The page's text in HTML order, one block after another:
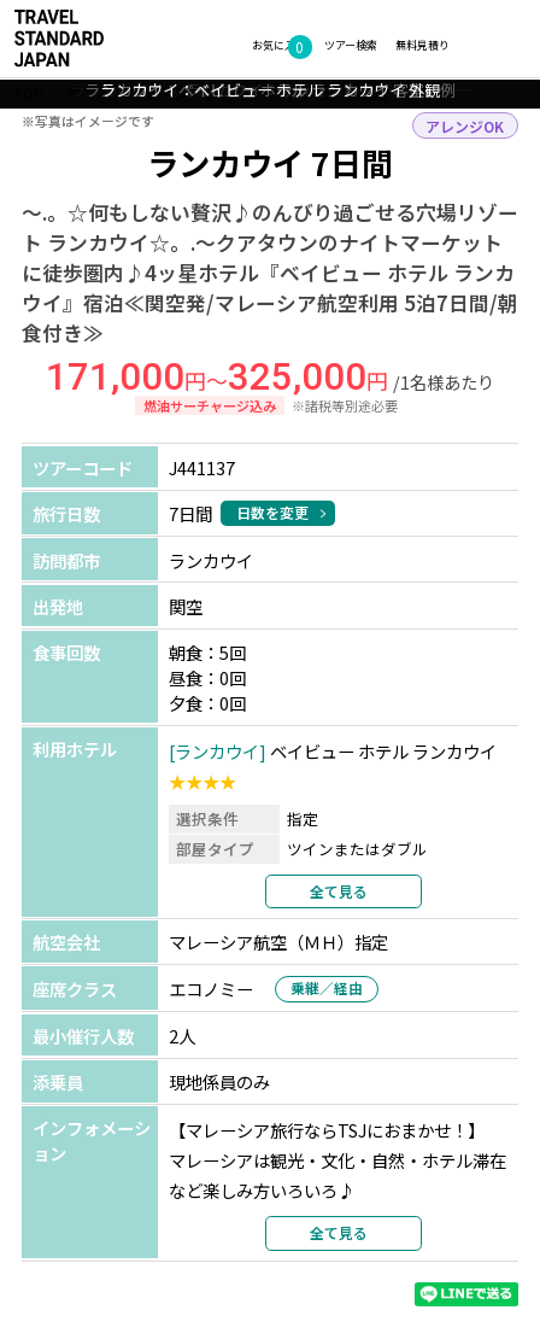
お気に入り
0 無料見積り
ツアー検索
アジア マレーシア ランカウイ ツアー詳細
ランカウイ 7日間
～.。☆何もしない贅沢♪のんびり過ごせる穴場リゾー
ト ランカウイ☆。.～クアタウンのナイトマーケット
に徒歩圏内♪4ッ星ホテル『ベイビュー ホテル ランカ
ウイ』宿泊≪関空発/マレーシア航空利用 5泊7日間/朝
食付き≫
アレンジOK
171,000円～325,000円 /1名様あたり
燃油サーチャージ込み ※諸税等別途必要
ランカウイ：ベイビュー ホテル ランカウイ ラウンジバー
ランカウイ：サンセット
ランカウイ：ベイビュー ホテル ランカウイ 客室一例
ランカウイ：ベイビュー ホテル ランカウイ 外観
ランカウイ：ベイビュー ホテル ランカウイ プール
フォトギャラリー
※写真はイメージです
※写真はイメージです
ツアーコード
J441137
旅行日数
7日間 日数を変更
訪問都市
ランカウイ
出発地
関空
食事回数
朝食：5回
昼食：0回
夕食：0回
利用ホテル
ランカウイ ベイビュー ホテル ランカウイ
★★★★
選択条件
指定
部屋タイプ
ツインまたはダブル
2名1室利用
部屋カテゴリ
指定なし
全て見る
航空会社
マレーシア航空（ＭＨ）指定
座席クラス
エコノミー 乗継／経由
最小催行人数
2人
添乗員
現地係員のみ
インフォメーシ
ョン
【マレーシア旅行ならTSJにおまかせ！】
マレーシアは観光・文化・自然・ホテル滞在
など楽しみ方いろいろ♪
ご予算やご希望に合わせてアレンジも対応可
全て見る